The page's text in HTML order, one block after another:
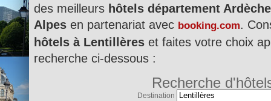
des meilleurs hôtels département
Alpes en partenariat avec booking.com.
hôtels à Lentillères et faites votre choix
recherche ci-dessous :
Recherche
Destination